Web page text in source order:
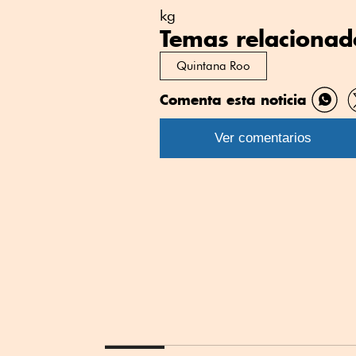
kg
Temas
Quintana Roo
Comenta esta noticia
por
Ver comentarios